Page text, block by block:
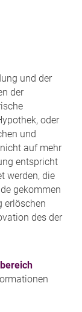
und der
der
oder
und
auf mehr
entspricht
werden, die
gekommen
erlöschen
des der